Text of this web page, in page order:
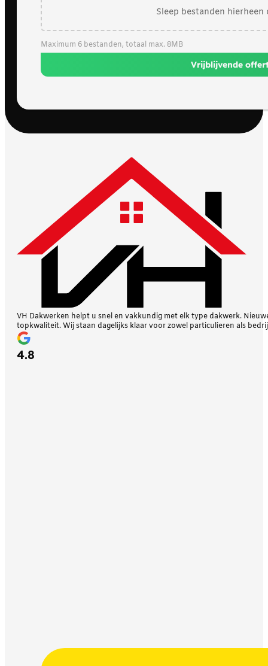
Sleep bestanden
Maximum 6 bestanden, totaal max. 8MB
Vrijblijvende
VH Dakwerken helpt u snel en vakkundig met elk type dakwerk.
topkwaliteit. Wij staan dagelijks klaar voor zowel particulieren als
4.8